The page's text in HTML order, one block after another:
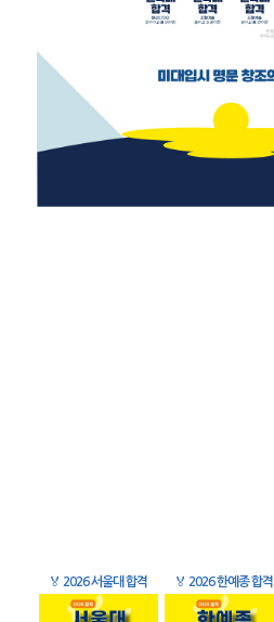
🏅 2026 서울대 합격 🏅 2026 한예종 합격